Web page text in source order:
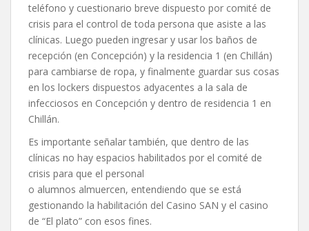
teléfono y cuestionario breve dispuesto por comité de
crisis para el control de toda persona que asiste a las
clínicas. Luego pueden ingresar y usar los baños de
recepción (en Concepción) y la residencia 1 (en Chillán)
para cambiarse de ropa, y finalmente guardar sus cosas
en los lockers dispuestos adyacentes a la sala de
infecciosos en Concepción y dentro de residencia 1 en
Chillán.
Es importante señalar también, que dentro de las
clínicas no hay espacios habilitados por el comité de
crisis para que el personal
o alumnos almuercen, entendiendo que se está
gestionando la habilitación del Casino SAN y el casino
de “El plato” con esos fines.